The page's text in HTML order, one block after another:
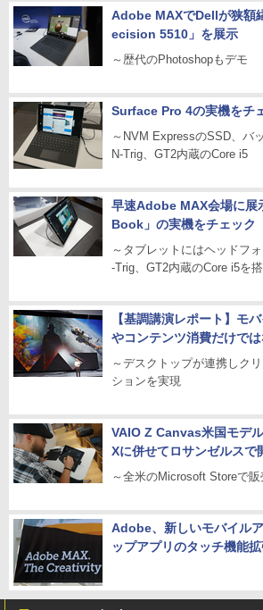
Adobe MAXでDellが狭額
ecision 5510」を展示
～歴代のPhotoshopもデモ
Surface Pro 4の実機をチ
～NVM ExpressのSSD、バ
N-Trig、GT2内蔵のCore i5
早速Adobe MAX会場に展
Book」の実機をチェック
～タブレットにはヘッドフ
-Trig、GT2内蔵のCore i5を
【基調講演レポート】モ
やコンテンツ消費だけで
～デスクトップが連携しク
ションを実現
VAIO Z Canvas米国モデ
Xに併せてロサンゼルスで
～全米のMicrosoft Storeで
Adobe、新しいモバイル
ップアプリのタッチ機能